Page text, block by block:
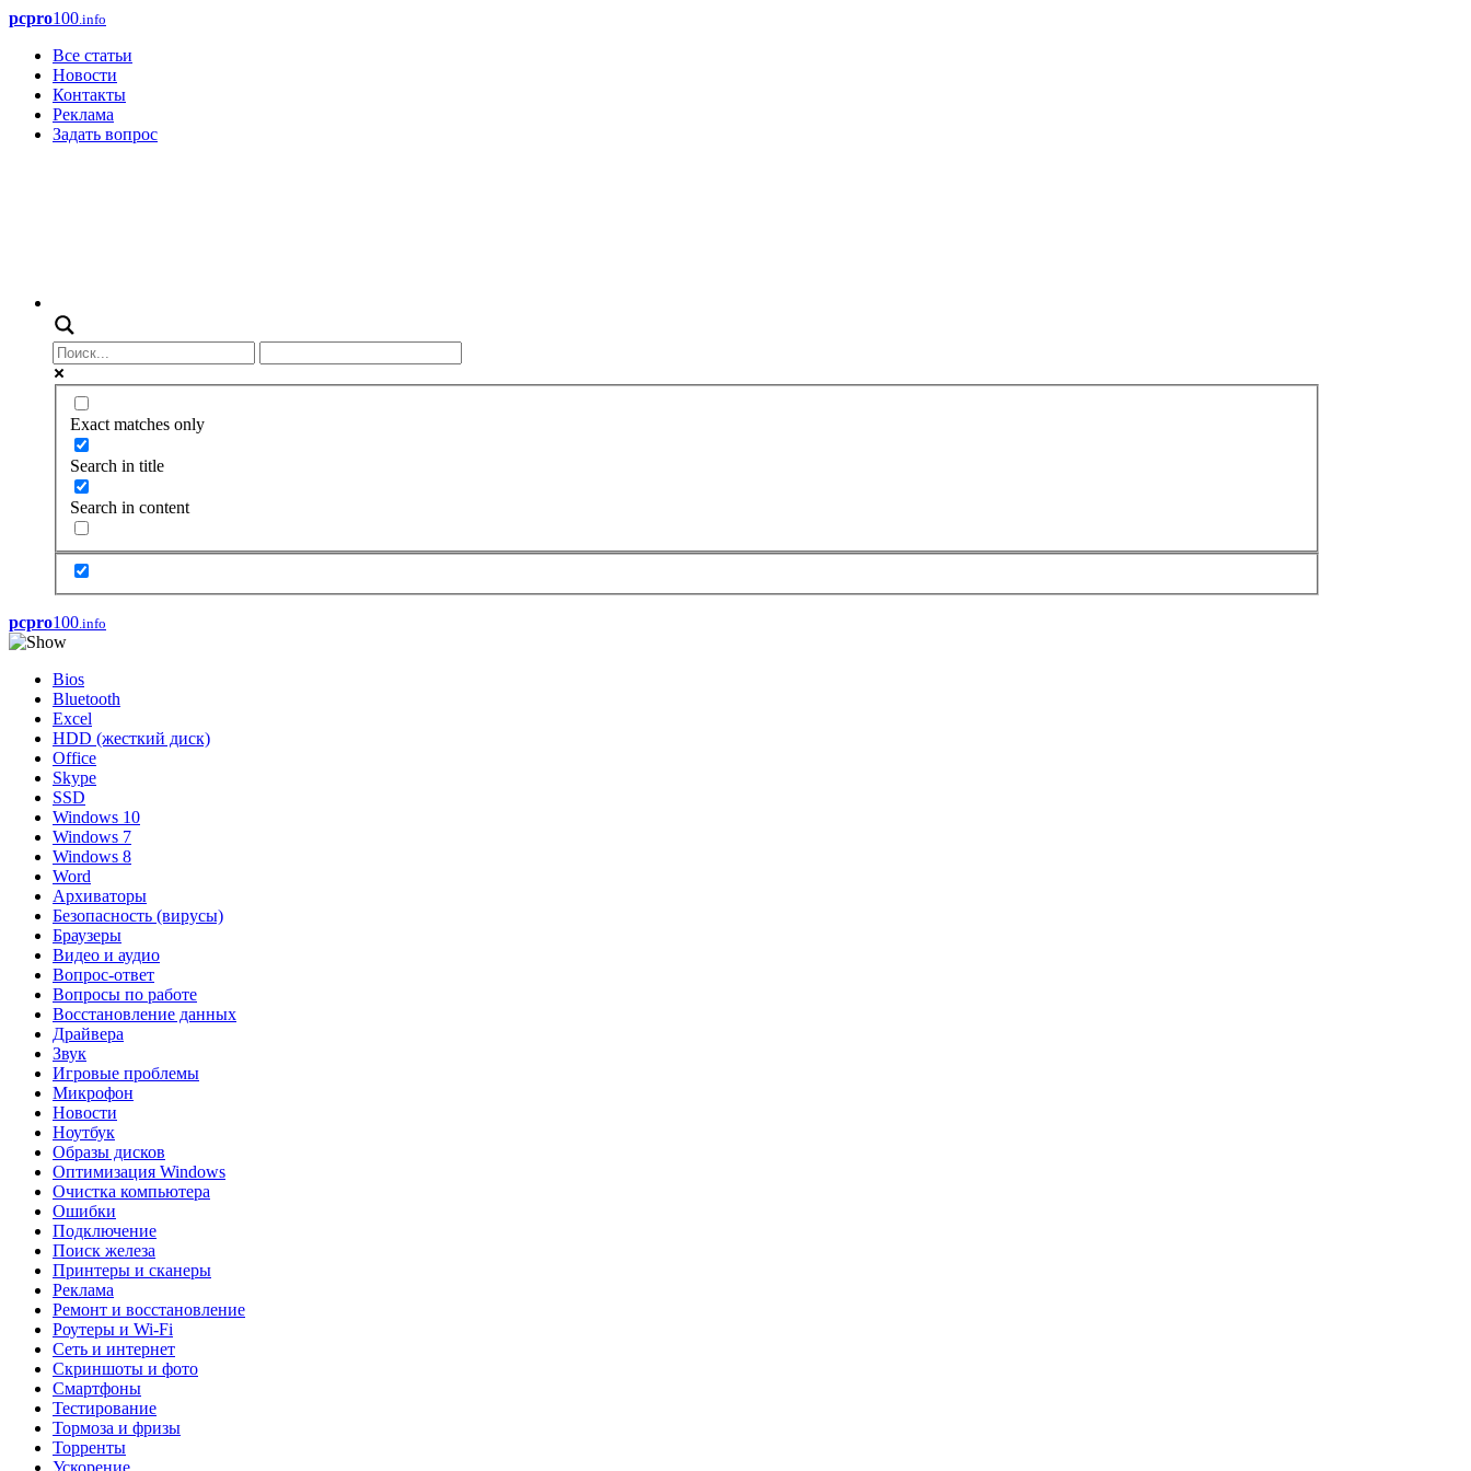
pcpro100.info
Все статьи
Новости
Контакты
Реклама
Задать вопрос
Exact matches only
Search in title
Search in content
pcpro100.info
Bios
Bluetooth
Excel
HDD (жесткий диск)
Office
Skype
SSD
Windows 10
Windows 7
Windows 8
Word
Архиваторы
Безопасность (вирусы)
Браузеры
Видео и аудио
Вопрос-ответ
Вопросы по работе
Восстановление данных
Драйвера
Звук
Игровые проблемы
Микрофон
Новости
Ноутбук
Образы дисков
Оптимизация Windows
Очистка компьютера
Ошибки
Подключение
Поиск железа
Принтеры и сканеры
Реклама
Ремонт и восстановление
Роутеры и Wi-Fi
Сеть и интернет
Скриншоты и фото
Смартфоны
Тестирование
Тормоза и фризы
Торренты